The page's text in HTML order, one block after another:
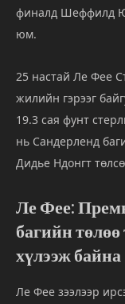
финалд Шеффилд
юм.
25 настай Ле Фее
жилийн гэрээг
19.3 сая фунт
нь Сандерленд
Дидье Ндонгт
Ле Фее:
багийн төлөө
хүлээж байна
Ле Фее зээлээр